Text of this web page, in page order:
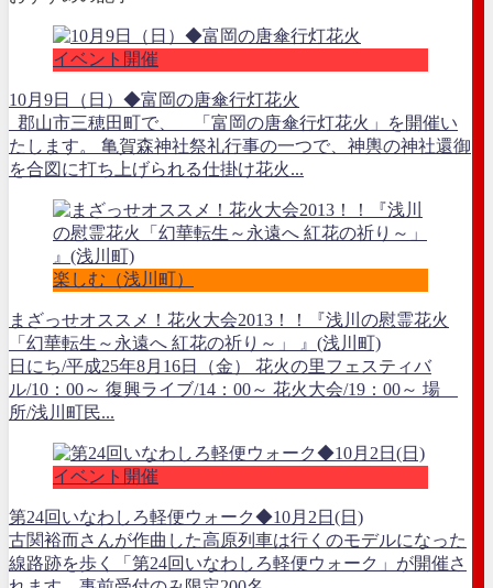
イベント開催
10月9日（日）◆富岡の唐傘行灯花火
郡山市三穂田町で、 「富岡の唐傘行灯花火」を開催い
たします。 亀賀森神社祭礼行事の一つで、神輿の神社還御
を合図に打ち上げられる仕掛け花火...
楽しむ（浅川町）
まざっせオススメ！花火大会2013！！『浅川の慰霊花火
「幻華転生～永遠へ 紅花の祈り～」 』(浅川町)
日にち/平成25年8月16日（金） 花火の里フェスティバ
ル/10：00～ 復興ライブ/14：00～ 花火大会/19：00～ 場
所/浅川町民...
イベント開催
第24回いなわしろ軽便ウォーク◆10月2日(日)
古関裕而さんが作曲した高原列車は行くのモデルになった
線路跡を歩く「第24回いなわしろ軽便ウォーク」が開催さ